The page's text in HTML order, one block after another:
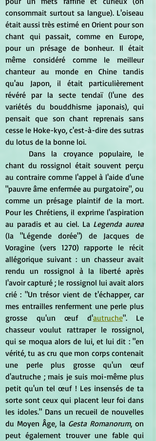
consommait surtout sa langue). L'oiseau
était aussi très estimé en Orient pour son
chant qui passait, comme en Europe,
pour un présage de bonheur. Il était
même considéré comme le meilleur
chanteur au monde en Chine tandis
qu'au Japon, il était particulièrement
révéré par la secte tendaï (l'une des
variétés du bouddhisme japonais), qui
pensait que son chant reprenais sans
cesse le Hoke-kyo, c'est-à-dire des sutras
du lotus de la bonne loi.
chant du rossignol était souvent perçu
au contraire comme l'appel à l'aide d'une
"pauvre âme enfermée au purgatoire", ou
comme un présage plaintif de la mort.
Pour les Chrétiens, il exprime l'aspiration
au paradis et au ciel. La Legenda aurea
(la "Légende dorée") de Jacques de
Voragine (vers 1270) rapporte le récit
allégorique suivant : un chasseur avait
rendu un rossignol à la liberté après
l'avoir capturé ; le rossignol lui avait alors
crié : "Un trésor vient de t'échapper, car
mes entrailles renferment une perle plus
grosse qu'un œuf d'autruche". Le
chasseur voulut rattraper le rossignol,
qui se moqua alors de lui, et lui dit : "en
vérité, tu as cru que mon corps contenait
une perle plus grosse qu'un œuf
d'autruche ; mais je suis moi-même plus
petit qu'un tel œuf ! Les insensés de ta
sorte sont ceux qui placent leur foi dans
les idoles." Dans un recueil de nouvelles
du Moyen Âge, la Gesta Romanorum, on
peut également trouver une fable qui